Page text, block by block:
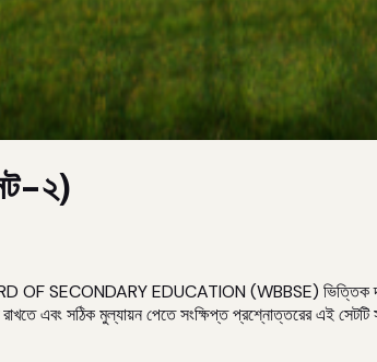
২)
OF SECONDARY EDUCATION (WBBSE) ভিত্তিক
এবং সঠিক মুল্যায়ন পেতে সংক্ষিপ্ত প্রশ্নোত্তরের এই সেটটি